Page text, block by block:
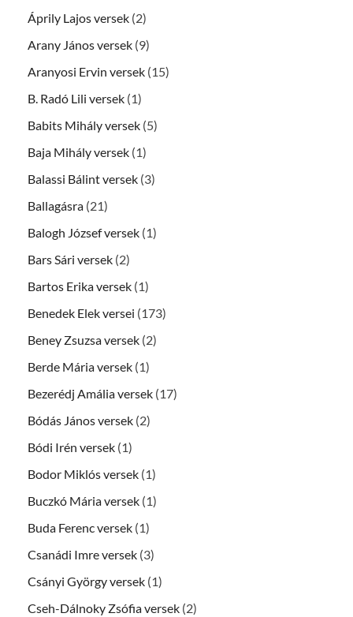
Áprily Lajos versek (2)
Arany János versek (9)
Aranyosi Ervin versek (15)
B. Radó Lili versek (1)
Babits Mihály versek (5)
Baja Mihály versek (1)
Balassi Bálint versek (3)
Ballagásra (21)
Balogh József versek (1)
Bars Sári versek (2)
Bartos Erika versek (1)
Benedek Elek versei (173)
Beney Zsuzsa versek (2)
Berde Mária versek (1)
Bezerédj Amália versek (17)
Bódás János versek (2)
Bódi Irén versek (1)
Bodor Miklós versek (1)
Buczkó Mária versek (1)
Buda Ferenc versek (1)
Csanádi Imre versek (3)
Csányi György versek (1)
Cseh-Dálnoky Zsófia versek (2)